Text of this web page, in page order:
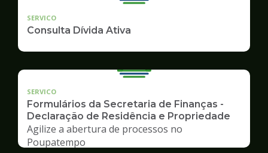
SERVICO
Consulta Dívida Ativa
SERVICO
Formulários da Secretaria de Finanças -
Declaração de Residência e Propriedade
Agilize a abertura de processos no
Poupatempo